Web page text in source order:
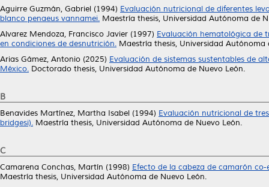
Aguirre Guzmán, Gabriel (1994) Evaluación nutricional de diferentes
blanco penaeus vannamei. Maestría thesis, Universidad Autónoma de
Alvarez Mendoza, Francisco Javier (1997) Evaluación hematológica de
en condiciones de desnutrición. Maestría thesis, Universidad Autónoma
Arias Gámez, Antonio (2025) Evaluación de sistemas sustentables de
México. Doctorado thesis, Universidad Autónoma de Nuevo León.
B
Benavides Martínez, Martha Isabel (1994) Evaluación nutricional de
bridgesi). Maestría thesis, Universidad Autónoma de Nuevo León.
C
Camarena Conchas, Martín (1998) Efecto de la cabeza de camarón
Maestría thesis, Universidad Autónoma de Nuevo León.